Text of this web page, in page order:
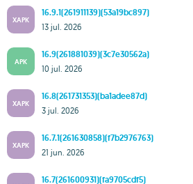
XAPK
16.9.1(261911139)(53a19bc897)
13 jul. 2026
APK
16.9(261881039)(3c7e30562a)
10 jul. 2026
XAPK
16.8(261731353)(ba1adee87d)
3 jul. 2026
XAPK
16.7.1(261630858)(f7b2976763)
21 jun. 2026
16.7(261600931)(fa9705cdf5)